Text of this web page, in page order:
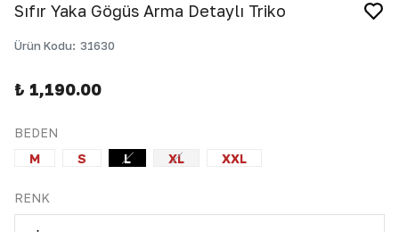
Sıfır Yaka Göğüs Arma Detaylı Triko
Ürün Kodu: 31630
₺ 1,190.00
BEDEN
M
S L XL XXL
RENK